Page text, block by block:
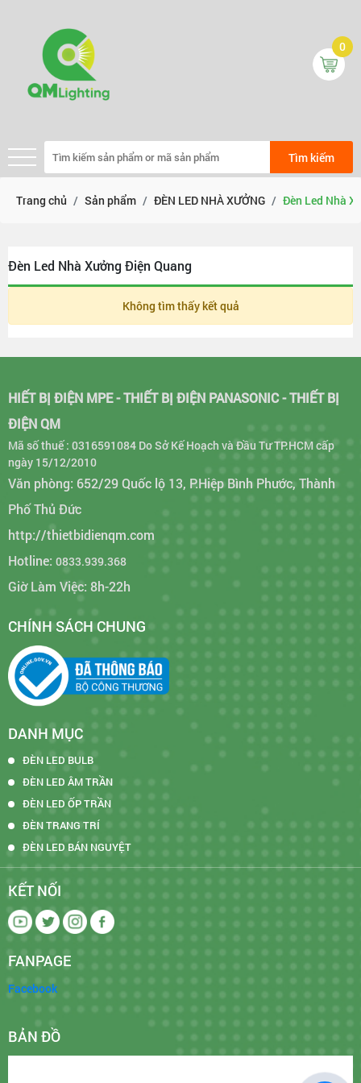
Tìm kiếm
0
Trang chủ Sản phẩm ĐÈN LED NHÀ XƯỞNG Đèn Led Nhà
Đèn Led Nhà Xưởng Điện Quang
Không tìm thấy kết quả
HIẾT BỊ ĐIỆN MPE - THIẾT BỊ ĐIỆN PANASONIC - THIẾT BỊ
ĐIỆN QM
Mã số thuế : 0316591084 Do Sở Kế Hoạch và Đầu Tư TP.HCM cấp
ngày 15/12/2010
Văn phòng: 652/29 Quốc lộ 13, P.Hiệp Bình Phước, Thành
Phố Thủ Đức
http://thietbidienqm.com
Hotline: 0833.939.368
Giờ Làm Việc: 8h-22h
CHÍNH SÁCH CHUNG
DANH MỤC
ĐÈN LED BULB
ĐÈN LED ÂM TRẦN
ĐÈN LED ỐP TRẦN
ĐÈN TRANG TRÍ
ĐÈN LED BÁN NGUYỆT
KẾT NỐI
FANPAGE
Facebook
BẢN ĐỒ